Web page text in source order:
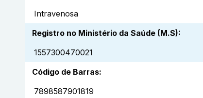
Intravenosa
Registro no Ministério da Saúde (M.S):
1557300470021
Código de Barras:
7898587901819